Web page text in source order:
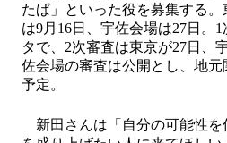
たば」といった役を募集する。
は9月16日、宇佐会場は27日。
タで、2次審査は東京が27日、
佐会場の審査は公開とし、地
予定。
新田さんは「自分の可能性を